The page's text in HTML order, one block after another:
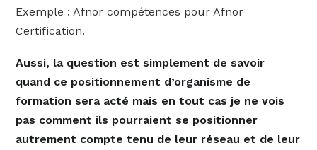
Exemple : Afnor compétences pour Afnor
Certification.
Aussi, la question est simplement de savoir
quand ce positionnement d’organisme de
formation sera acté mais en tout cas je ne vois
pas comment ils pourraient se positionner
autrement compte tenu de leur réseau et de leur